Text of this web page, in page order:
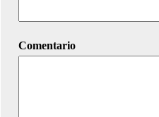
Comentario